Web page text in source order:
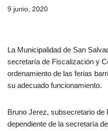
9 junio, 2020
La Municipalidad de San
secretaría de Fiscalización y
ordenamiento de las ferias
su adecuado funcionamiento.
Bruno Jerez, subsecretario de
dependiente de la secretaría